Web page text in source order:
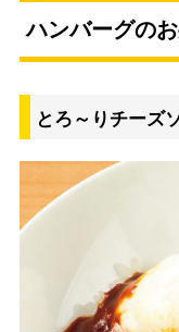
ハンバーグの
とろ～りチーズ